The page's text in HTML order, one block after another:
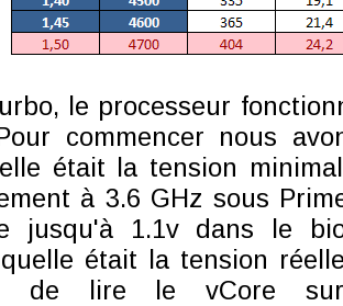
le processeur
commencer nous
était la tension
à 3.6 GHz sous
jusqu'à 1.1v dans le
était la tension
de lire le vCore